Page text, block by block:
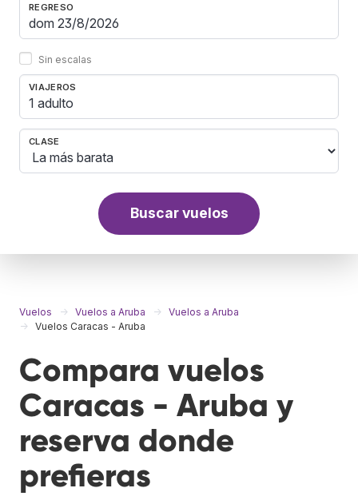
REGRESO
Sin escalas
VIAJEROS
1 adulto
CLASE
Buscar vuelos
Vuelos Vuelos a Aruba
Vuelos a Aruba
Vuelos Caracas - Aruba
Compara vuelos
Caracas - Aruba y
reserva donde
prefieras